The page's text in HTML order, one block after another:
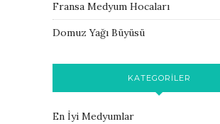
Fransa Medyum Hocaları
Domuz Yağı Büyüsü
KATEGORILER
En İyi Medyumlar